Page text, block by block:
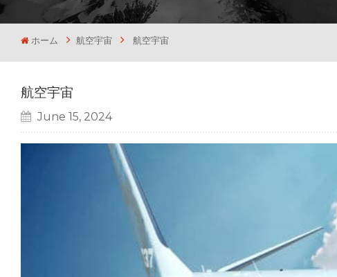
ホーム 航空宇宙 航空宇宙
航空宇宙
June 15, 2024